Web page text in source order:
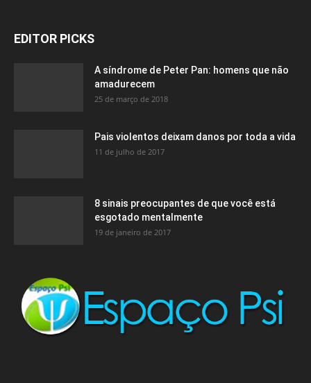
EDITOR PICKS
A síndrome de Peter Pan: homens que não
amadurecem
25 de março de 2018
Pais violentos deixam danos por toda a vida
11 de julho de 2017
8 sinais preocupantes de que você está
esgotado mentalmente
19 de janeiro de 2017